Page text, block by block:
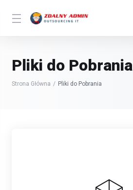
Pliki do Pobrania
Strona Główna Pliki do Pobrania